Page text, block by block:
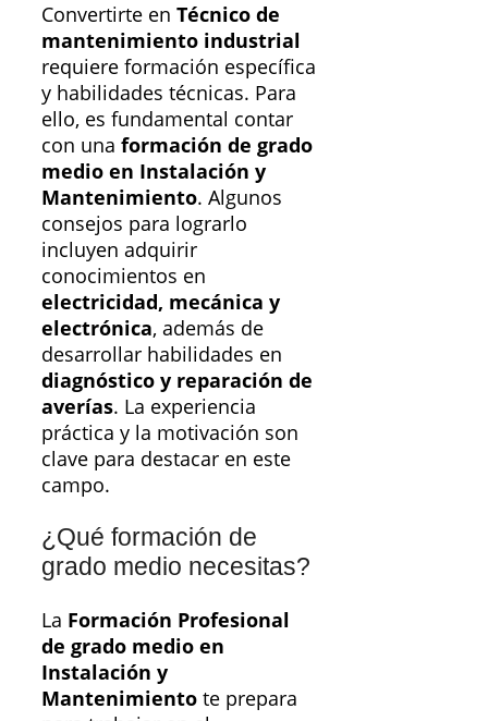
Convertirte en Técnico de
mantenimiento industrial
requiere formación específica
y habilidades técnicas. Para
ello, es fundamental contar
con una formación de grado
medio en Instalación y
Mantenimiento. Algunos
consejos para lograrlo
incluyen adquirir
conocimientos en
electricidad, mecánica y
electrónica, además de
desarrollar habilidades en
diagnóstico y reparación de
averías. La experiencia
práctica y la motivación son
clave para destacar en este
campo.
¿Qué formación de
grado medio necesitas?
La Formación Profesional
de grado medio en
Instalación y
Mantenimiento te prepara